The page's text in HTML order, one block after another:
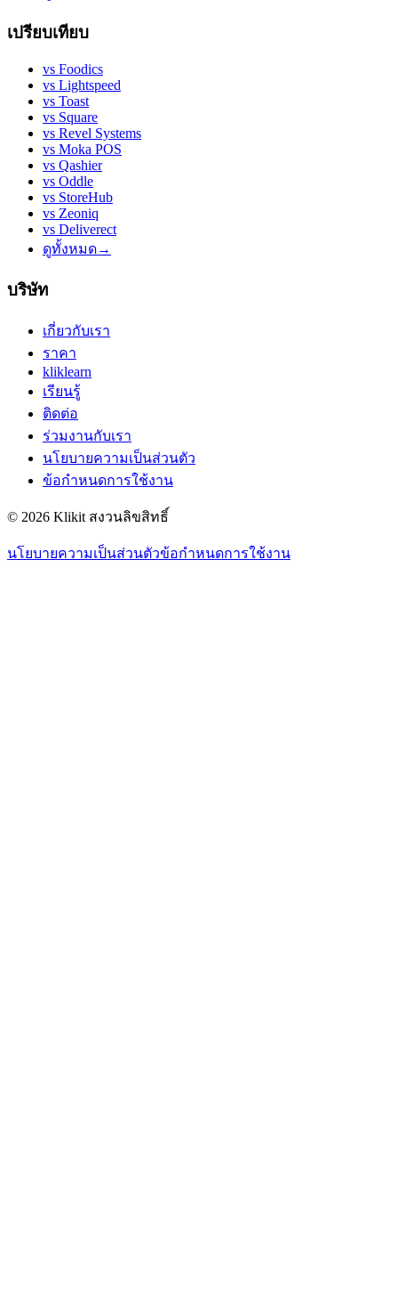
เปรียบเทียบ
vs Foodics
vs Lightspeed
vs Toast
vs Square
vs Revel Systems
vs Moka POS
vs Qashier
vs Oddle
vs StoreHub
vs Zeoniq
vs Deliverect
ดูทั้งหมด→
บริษัท
เกี่ยวกับเรา
ราคา
kliklearn
เรียนรู้
ติดต่อ
ร่วมงานกับเรา
นโยบายความเป็นส่วนตัว
ข้อกำหนดการใช้งาน
© 2026 Klikit สงวนลิขสิทธิ์
นโยบายความเป็นส่วนตัวข้อกำหนดการใช้งาน